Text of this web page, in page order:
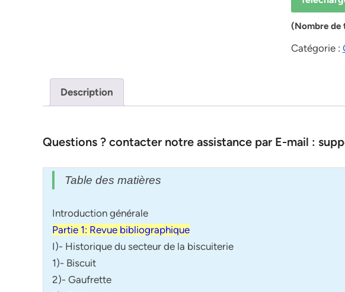
(Nombre de
Catégorie :
Description
Questions ? contacter notre assistance par E-mail :
Table des matières
Introduction générale
Partie 1: Revue bibliographique
I)- Historique du secteur de la biscuiterie
1)- Biscuit
2)- Gaufrette